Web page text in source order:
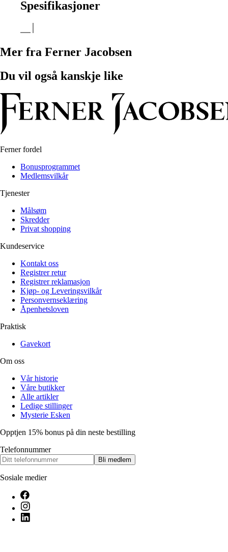
Spesifikasjoner
Mer fra Ferner Jacobsen
Du vil også kanskje like
Ferner fordel
Bonusprogrammet
Medlemsvilkår
Tjenester
Målsøm
Skredder
Privat shopping
Kundeservice
Kontakt oss
Registrer retur
Registrer reklamasjon
Kjøp- og Leveringsvilkår
Personvernseklæring
Åpenhetsloven
Praktisk
Gavekort
Om oss
Vår historie
Våre butikker
Alle artikler
Ledige stillinger
Mysterie Esken
Opptjen 15% bonus på din neste bestilling
Telefonnummer
Bli medlem
Sosiale medier